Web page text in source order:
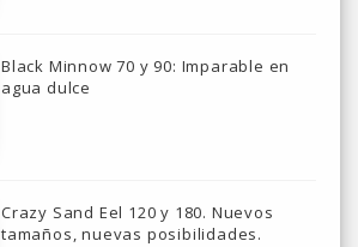
Black Minnow 70 y 90: Imparable en
agua dulce
Crazy Sand Eel 120 y 180. Nuevos
tamaños, nuevas posibilidades.